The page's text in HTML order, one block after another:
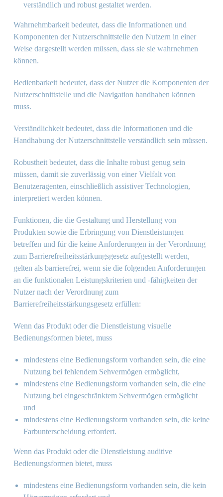
verständlich und robust gestaltet werden.
Wahrnehmbarkeit bedeutet, dass die Informationen und
Komponenten der Nutzerschnittstelle den Nutzern in einer
Weise dargestellt werden müssen, dass sie sie wahrnehmen
können.
Bedienbarkeit bedeutet, dass der Nutzer die Komponenten der
Nutzerschnittstelle und die Navigation handhaben können
muss.
Verständlichkeit bedeutet, dass die Informationen und die
Handhabung der Nutzerschnittstelle verständlich sein müssen.
Robustheit bedeutet, dass die Inhalte robust genug sein
müssen, damit sie zuverlässig von einer Vielfalt von
Benutzeragenten, einschließlich assistiver Technologien,
interpretiert werden können.
Funktionen, die die Gestaltung und Herstellung von
Produkten sowie die Erbringung von Dienstleistungen
betreffen und für die keine Anforderungen in der Verordnung
zum Barrierefreiheitsstärkungsgesetz aufgestellt werden,
gelten als barrierefrei, wenn sie die folgenden Anforderungen
an die funktionalen Leistungskriterien und -fähigkeiten der
Nutzer nach der Verordnung zum
Barrierefreiheitsstärkungsgesetz erfüllen:
Wenn das Produkt oder die Dienstleistung visuelle
Bedienungsformen bietet, muss
mindestens eine Bedienungsform vorhanden sein, die eine
Nutzung bei fehlendem Sehvermögen ermöglicht,
mindestens eine Bedienungsform vorhanden sein, die eine
Nutzung bei eingeschränktem Sehvermögen ermöglicht
und
mindestens eine Bedienungsform vorhanden sein, die keine
Farbunterscheidung erfordert.
Wenn das Produkt oder die Dienstleistung auditive
Bedienungsformen bietet, muss
mindestens eine Bedienungsform vorhanden sein, die kein